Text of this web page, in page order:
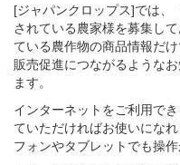
[ジャパンクロップス]では、
されている農家様を募集し
ている農作物の商品情報だ
販売促進につながるような
ます。
インターネットをご利用で
ていただければお使いにな
フォンやタブレットでも操作